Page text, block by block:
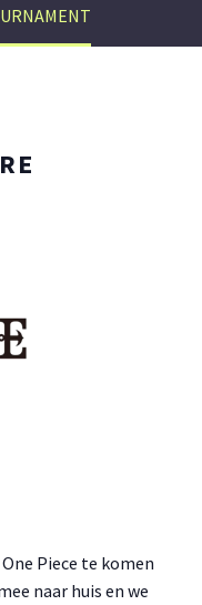
Piece te komen
naar huis en we